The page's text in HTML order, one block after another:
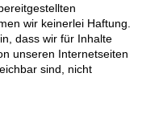
wir keinerlei Haftung.
dass wir für Inhalte
unseren Internetseiten
sind, nicht